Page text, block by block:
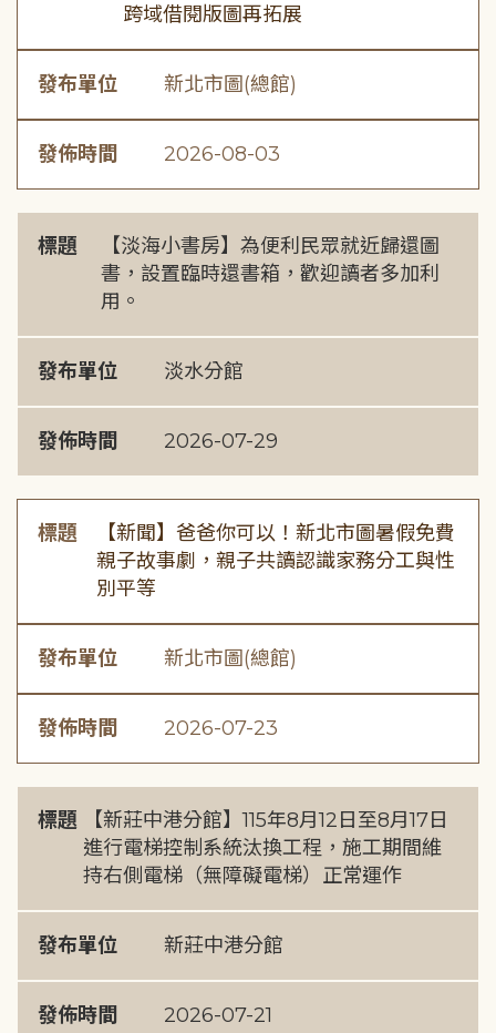
跨域借閱版圖再拓展
發布單位 新北市圖(總館)
發佈時間 2026-08-03
標題
【淡海小書房】為便利民眾就近歸還圖
書，設置臨時還書箱，歡迎讀者多加利
用。
發布單位 淡水分館
發佈時間 2026-07-29
標題
【新聞】爸爸你可以！新北市圖暑假免費
親子故事劇，親子共讀認識家務分工與性
別平等
發布單位 新北市圖(總館)
發佈時間 2026-07-23
標題
【新莊中港分館】115年8月12日至8月17日
進行電梯控制系統汰換工程，施工期間維
持右側電梯（無障礙電梯）正常運作
發布單位 新莊中港分館
發佈時間 2026-07-21